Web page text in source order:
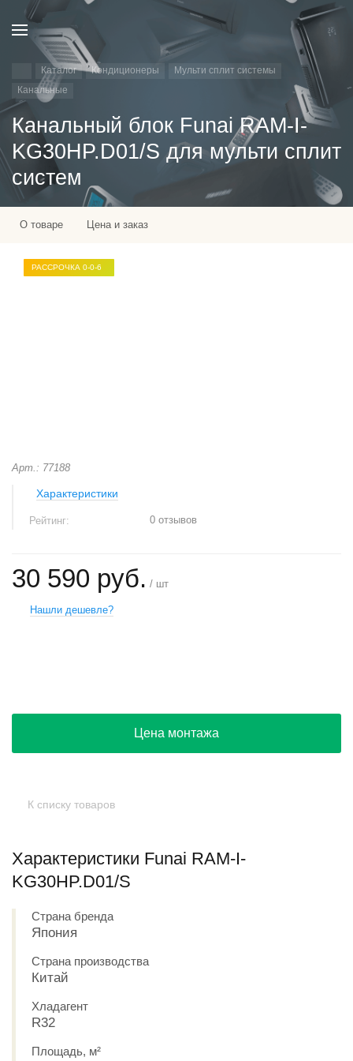
Каталог Кондиционеры
Мульти сплит системы
Канальные
Канальный блок Funai RAM-I-
KG30HP.D01/S для мульти сплит
систем
О товаре Цена и заказ
РАССРОЧКА 0-0-6
Арт.: 77188
Характеристики
Рейтинг: 0 отзывов
30 590 руб. / шт
Нашли дешевле?
Цена монтажа
К списку товаров
Характеристики Funai RAM-I-
KG30HP.D01/S
Страна бренда
Япония
Страна производства
Китай
Хладагент
R32
Площадь, м²